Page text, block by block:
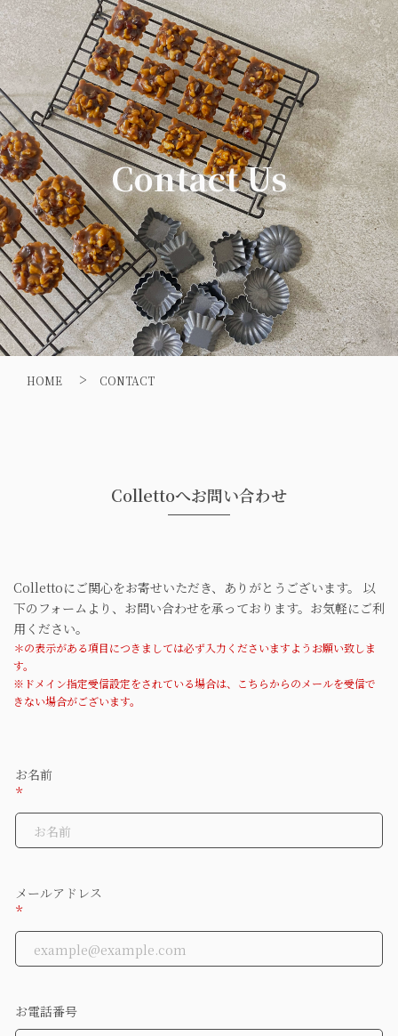
Contact Us
HOME > CONTACT
Collettoへお問い合わせ
Collettoにご関心をお寄せいただき、ありがとうございます。
以
下のフォームより、お問い合わせを承っております。お気軽にご利
用ください。
＊の表示がある項目につきましては必ず入力くださいますようお願い致しま
す。
​※​ドメイン指定受信設定をされている場合は、こちらからのメールを受信で
きない場合がございます。
お名前
*
メールアドレス
*
お電話番号